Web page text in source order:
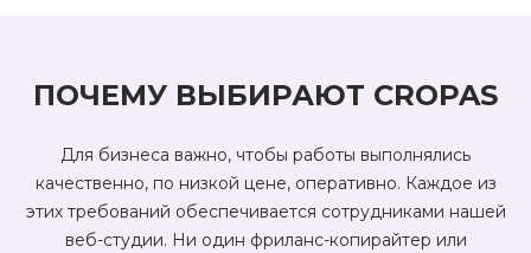
ПОЧЕМУ ВЫБИРАЮТ CROPAS
Для бизнеса важно, чтобы работы выполнялись
качественно, по низкой цене, оперативно. Каждое из
этих требований обеспечивается сотрудниками нашей
веб-студии. Ни один фриланс-копирайтер или